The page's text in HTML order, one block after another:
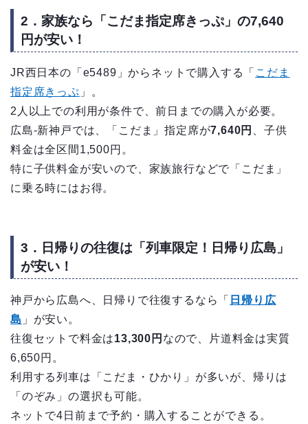
2．家族なら「こだま指定席きっぷ」の7,640
円が安い！
JR西日本の「e5489」からネットで購入する「 こだま
指定席きっぷ 」。
2人以上での利用が条件で、前日までの購入が必要。
広島-新神戸では、「こだま」指定席が7,640円
、子供
料金は全区間1,500円。
特に子供料金が安いので、家族旅行などで「こだま」
に乗る時にはお得。
3．日帰りの往復は「列車限定！日帰り広島」
が安い！
神戸から広島へ、日帰りで往復するなら「
日帰り広
島 」が安い。
往復セットで料金は13,300円 なので、片道料金は実質
6,650円。
利用する列車は「こだま・ひかり」が多いが、帰りは
「のぞみ」の選択も可能。
ネットで4日前まで予約・購入することができる。